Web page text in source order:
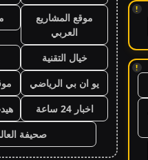
!
!
موقع المشاريع
العربي
خيال التقنية
يو ان بي الرياضي
اخبار 24 ساعة
صحيفة